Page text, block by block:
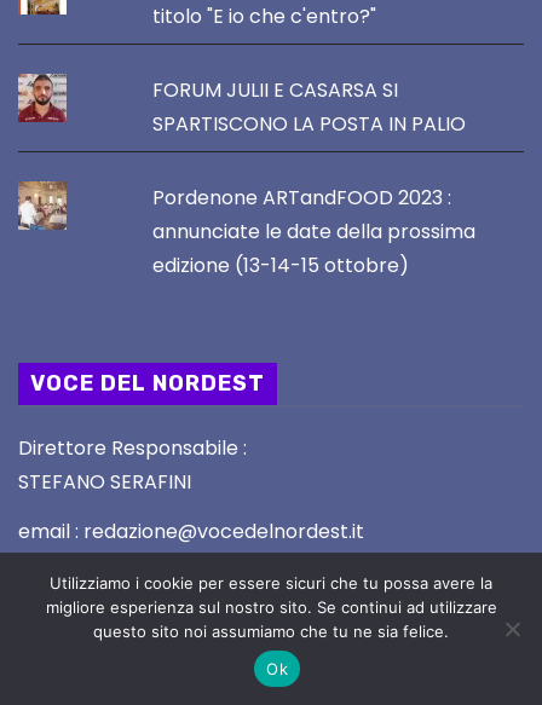
titolo "E io che c'entro?"
FORUM JULII E CASARSA SI
SPARTISCONO LA POSTA IN PALIO
Pordenone ARTandFOOD 2023 :
annunciate le date della prossima
edizione (13-14-15 ottobre)
VOCE DEL NORDEST
Direttore Responsabile :
STEFANO SERAFINI
email : redazione@vocedelnordest.it
Registrazione Tribunale di UDINE nr. 02/2019 del
5.2.2019
Utilizziamo i cookie per essere sicuri che tu possa avere la
migliore esperienza sul nostro sito. Se continui ad utilizzare
questo sito noi assumiamo che tu ne sia felice.
Ok